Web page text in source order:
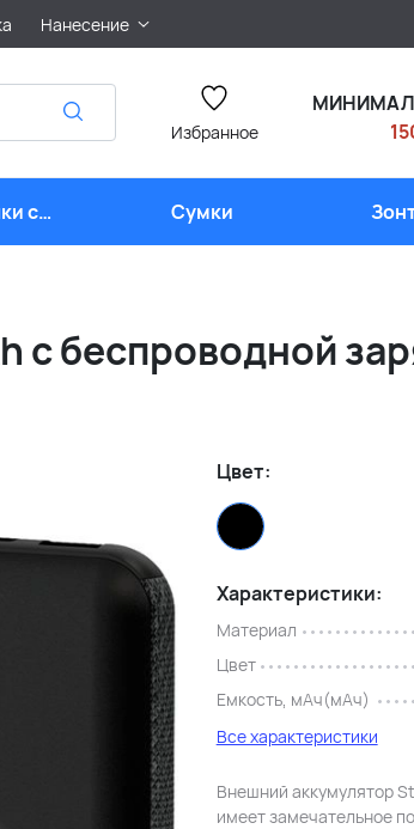
Нанесение
Избранное
с
Сумки
с беспроводной
Цвет:
Характеристики:
Материал
Цвет
Емкость, мАч(мАч)
Все характеристики
Внешний аккумулятор
имеет замечательное